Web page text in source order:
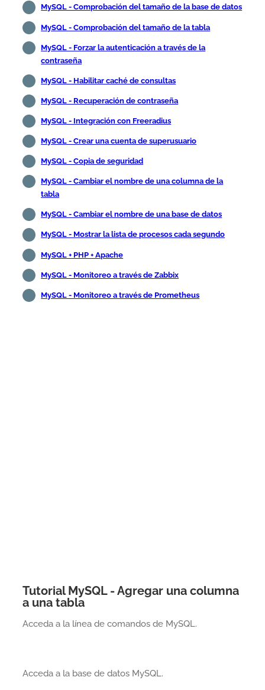
MySQL - Comprobación del tamaño de la base de datos
MySQL - Comprobación del tamaño de la tabla
MySQL - Forzar la autenticación a través de la
contraseña
MySQL - Habilitar caché de consultas
MySQL - Recuperación de contraseña
MySQL - Integración con Freeradius
MySQL - Crear una cuenta de superusuario
MySQL - Copia de seguridad
MySQL - Cambiar el nombre de una columna de la
tabla
MySQL - Cambiar el nombre de una base de datos
MySQL - Mostrar la lista de procesos cada segundo
MySQL + PHP + Apache
MySQL - Monitoreo a través de Zabbix
MySQL - Monitoreo a través de Prometheus
Tutorial MySQL - Agregar una columna
a una tabla
Acceda a la línea de comandos de MySQL.
Acceda a la base de datos MySQL.